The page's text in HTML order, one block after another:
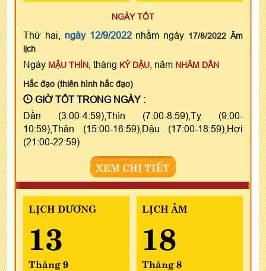
NGÀY TỐT
Thứ hai, ngày 12/9/2022nhằm ngày 17/8/2022 Âm
lịch
Ngày MẬU THÌN , tháng KỶ DẬU , năm NHÂM DẦN
Hắc đạo (thiên hình hắc đạo)
GIỜ TỐT TRONG NGÀY :
Dần (3:00-4:59),Thìn (7:00-8:59),Tỵ (9:00-
10:59),Thân (15:00-16:59),Dậu (17:00-18:59),Hợi
(21:00-22:59)
XEM CHI TIẾT
LỊCH DƯƠNG
13
Tháng 9
LỊCH ÂM
18
Tháng 8